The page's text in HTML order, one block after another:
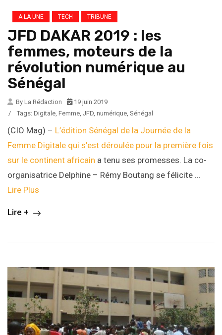
A LA UNE TECH TRIBUNE
JFD DAKAR 2019 : les
femmes, moteurs de la
révolution numérique au
Sénégal
By La Rédaction
19 juin 2019
/
Tags: Digitale, Femme, JFD, numérique, Sénégal
(CIO Mag) – L’édition Sénégal de la Journée de la
Femme Digitale qui s’est déroulée pour la première fois
sur le continent africain a tenu ses promesses. La co-
organisatrice Delphine – Rémy Boutang se félicite …
Lire Plus
Lire +